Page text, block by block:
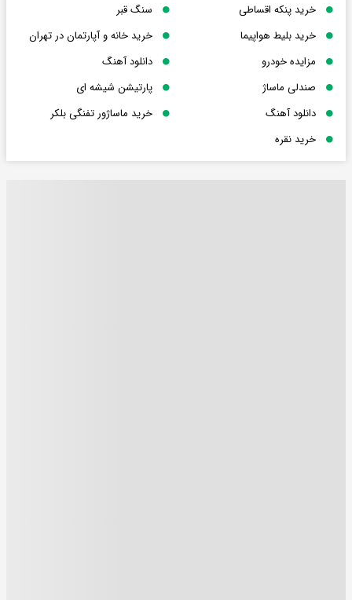
خرید پنکه اقساطی
سنگ قبر
خرید بلیط هواپیما
خرید خانه و آپارتمان در تهران
مزایده خودرو
دانلود آهنگ
صندلی ماساژ
پارتیشن شیشه ای
دانلود آهنگ
خرید ماساژور تفنگی بلکر
خرید نقره